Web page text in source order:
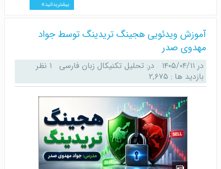
بیشتر بدانید
آموزش ویدئویی هجینگ تریدینگ توسط جواد
مهدوی صدر
در ۱۴۰۵/۰۴/۱۱ در: تحلیل تکنیکال زبان فارسی
۱ نظر
بازدید ها : ۲,۶۷۵